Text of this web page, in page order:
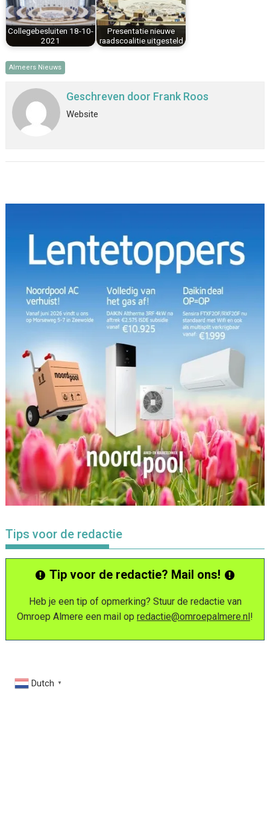
Collegebesluiten 18-10-
2021
Presentatie nieuwe
raadscoalitie uitgesteld
Almeers Nieuws
Geschreven door Frank Roos
Website
Tips voor de redactie
Tip voor de redactie? Mail ons!
Heb je een tip of opmerking? Stuur de redactie van
Omroep Almere een mail op redactie@omroepalmere.nl!
Dutch ▼